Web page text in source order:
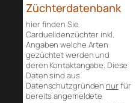
Züchterdatenbank
hier finden Sie
Carduelidenzüchter inkl.
Angaben welche Arten
gezüchtet werden und
deren Kontaktangabe. Diese
Daten sind aus
Datenschutzgründen nurfür
bereits angemeldete